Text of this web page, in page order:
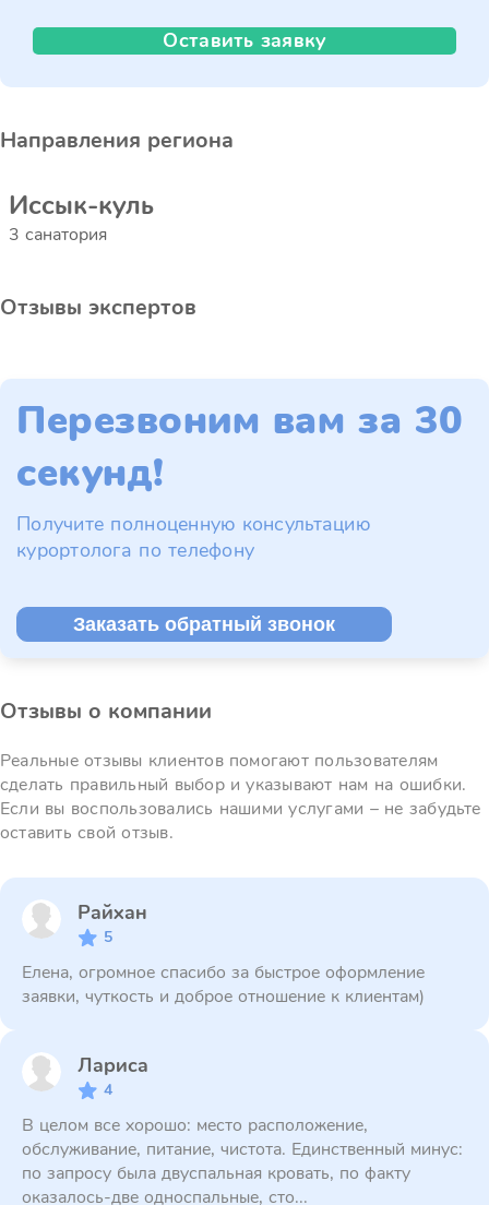
Оставить заявку
Направления региона
Иссык-куль
3 санатория
Отзывы экспертов
Перезвоним вам за 30
секунд!
Получите полноценную консультацию
курортолога по телефону
Заказать обратный звонок
Отзывы о компании
Реальные отзывы клиентов помогают пользователям
сделать правильный выбор и указывают нам на ошибки.
Если вы воспользовались нашими услугами – не забудьте
оставить свой отзыв.
Райхан
5
Елена, огромное спасибо за быстрое оформление
заявки, чуткость и доброе отношение к клиентам)
Лариса
4
В целом все хорошо: место расположение,
обслуживание, питание, чистота. Единственный минус:
по запросу была двуспальная кровать, по факту
оказалось-две односпальные, сто...